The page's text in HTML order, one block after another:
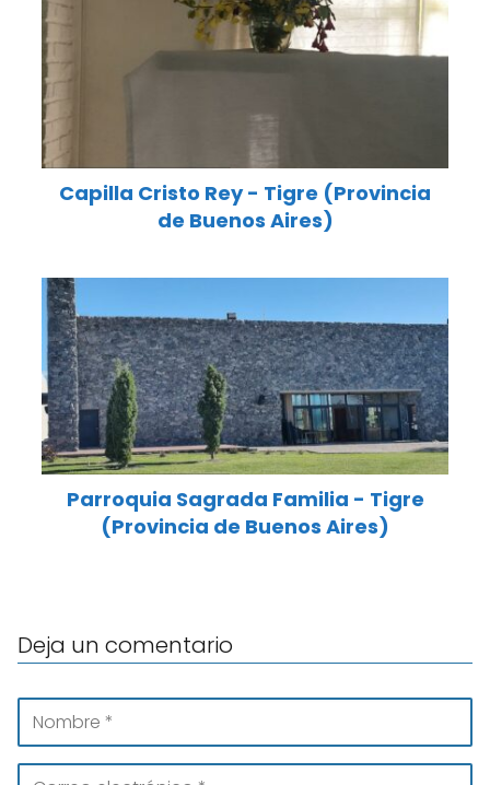
Capilla Cristo Rey - Tigre (Provincia
de Buenos Aires)
Parroquia Sagrada Familia - Tigre
(Provincia de Buenos Aires)
Deja un comentario